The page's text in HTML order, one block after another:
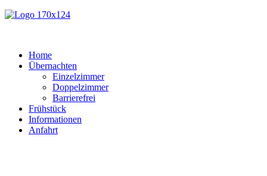
Home
Übernachten
Einzelzimmer
Doppelzimmer
Barrierefrei
Frühstück
Informationen
Anfahrt